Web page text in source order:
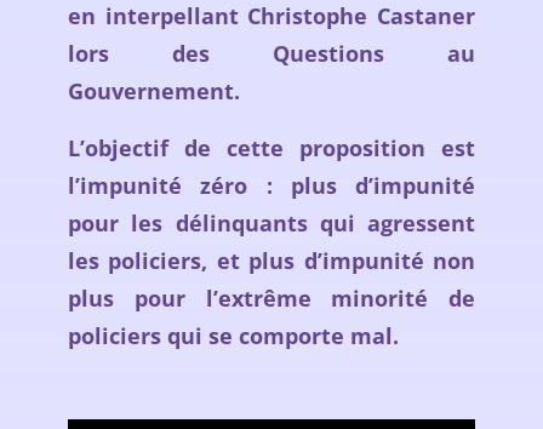
en interpellant Christophe Castaner
lors des Questions au
Gouvernement.
L’objectif de cette proposition est
l’impunité zéro : plus d’impunité
pour les délinquants qui agressent
les policiers, et plus d’impunité non
plus pour l’extrême minorité de
policiers qui se comporte mal.